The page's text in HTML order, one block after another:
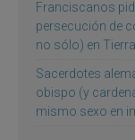
Franciscanos
persecución de
no sólo) en
Sacerdotes
obispo (y
mismo sexo en